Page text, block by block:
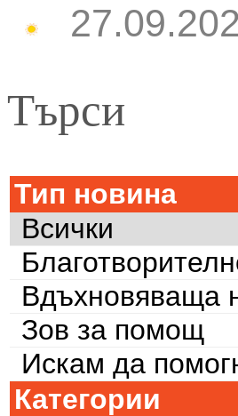
Търси
Тип новина
Всички
Вдъхновяваща
Зов за помощ
Искам да
Категории